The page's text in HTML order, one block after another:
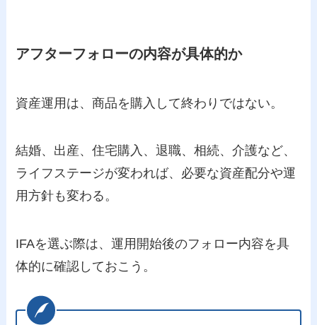
アフターフォローの内容が具体的か
資産運用は、商品を購入して終わりではない。
結婚、出産、住宅購入、退職、相続、介護など、
ライフステージが変われば、必要な資産配分や運
用方針も変わる。
IFAを選ぶ際は、運用開始後のフォロー内容を具
体的に確認しておこう。